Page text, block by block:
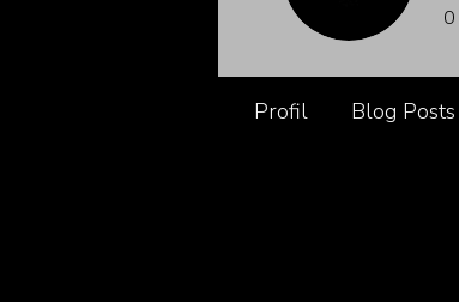
0
Profil Blog Posts